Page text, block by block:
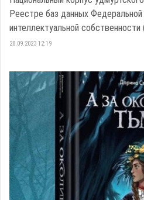
Реестре баз данных
интеллектуальной собственности
28.09.2023 12:19